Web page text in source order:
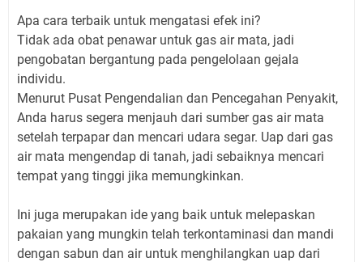
Apa cara terbaik untuk mengatasi efek ini?
Tidak ada obat penawar untuk gas air mata, jadi
pengobatan bergantung pada pengelolaan gejala
individu.
Menurut Pusat Pengendalian dan Pencegahan Penyakit,
Anda harus segera menjauh dari sumber gas air mata
setelah terpapar dan mencari udara segar. Uap dari gas
air mata mengendap di tanah, jadi sebaiknya mencari
tempat yang tinggi jika memungkinkan.
Ini juga merupakan ide yang baik untuk melepaskan
pakaian yang mungkin telah terkontaminasi dan mandi
dengan sabun dan air untuk menghilangkan uap dari